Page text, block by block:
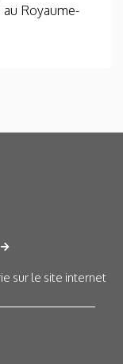
Royaume-
sur le site internet